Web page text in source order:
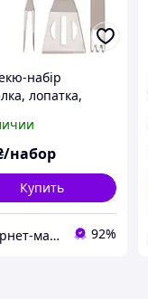
набір
лопатка,
набор
Купить
Интернет-магазин "Приглашалки" 92%